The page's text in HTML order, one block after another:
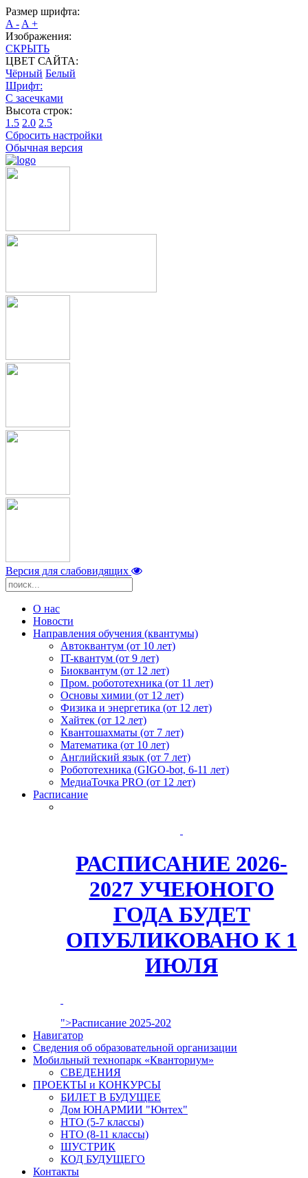
Размер шрифта:
A - A +
Изображения:
СКРЫТЬ
ЦВЕТ САЙТА:
Чёрный Белый
Шрифт:
С засечками
Высота строк:
1.5 2.0 2.5
Сбросить настройки
Обычная версия
Версия для слабовидящих
О нас
Новости
Направления обучения (квантумы)
Автоквантум (от 10 лет)
IT-квантум (от 9 лет)
Биоквантум (от 12 лет)
Пром. робототехника (от 11 лет)
Основы химии (от 12 лет)
Физика и энергетика (от 12 лет)
Хайтек (от 12 лет)
Квантошахматы (от 7 лет)
Математика (от 10 лет)
Английский язык (от 7 лет)
Робототехника (GIGO-bot, 6-11 лет)
МедиаТочка PRO (от 12 лет)
Расписание
РАСПИСАНИЕ 2026-
2027 УЧЕЮНОГО
ГОДА БУДЕТ
ОПУБЛИКОВАНО К 1
ИЮЛЯ
">Расписание 2025-202
Навигатор
Сведения об образовательной организации
Мобильный технопарк «Кванториум»
СВЕДЕНИЯ
ПРОЕКТЫ и КОНКУРСЫ
БИЛЕТ В БУДУЩЕЕ
Дом ЮНАРМИИ "Юнтех"
НТО (5-7 классы)
НТО (8-11 классы)
ШУСТРИК
КОД БУДУЩЕГО
Контакты